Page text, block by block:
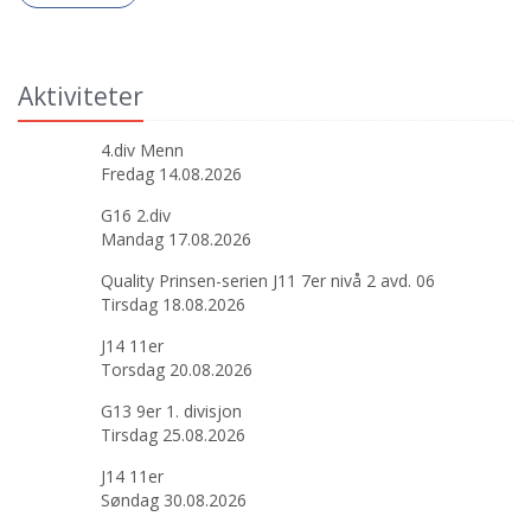
Aktiviteter
4.div Menn
Fredag 14.08.2026
G16 2.div
Mandag 17.08.2026
Quality Prinsen-serien J11 7er nivå 2 avd. 06
Tirsdag 18.08.2026
J14 11er
Torsdag 20.08.2026
G13 9er 1. divisjon
Tirsdag 25.08.2026
J14 11er
Søndag 30.08.2026